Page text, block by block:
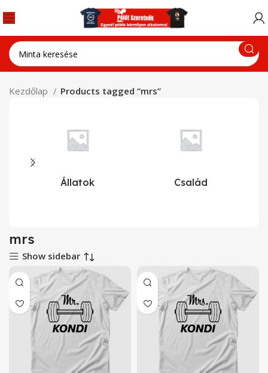
Kezdőlap Products tagged “mrs”
Állatok Család
mrs
Show sidebar